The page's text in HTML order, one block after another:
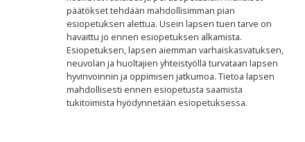
päätökset tehdään mahdollisimman pian
esiopetuksen alettua. Usein lapsen tuen tarve on
havaittu jo ennen esiopetuksen alkamista.
Esiopetuksen, lapsen aiemman varhaiskasvatuksen,
neuvolan ja huoltajien yhteistyöllä turvataan lapsen
hyvinvoinnin ja oppimisen jatkumoa. Tietoa lapsen
mahdollisesti ennen esiopetusta saamista
tukitoimista hyödynnetään esiopetuksessa.